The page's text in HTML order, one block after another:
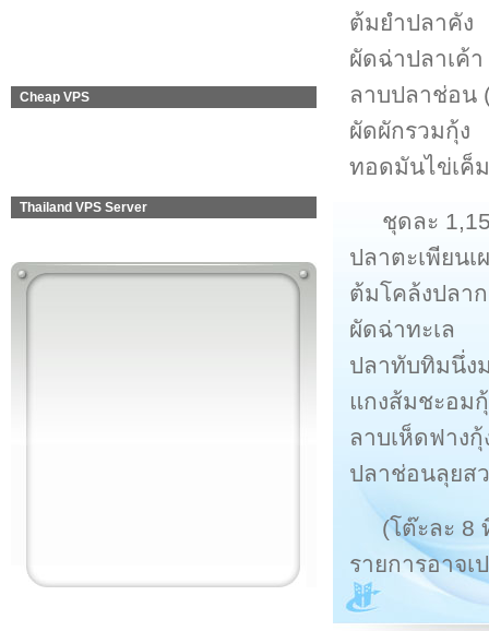
Cheap VPS
Thailand VPS Server
ต้มยำปลาคัง
ผัดฉ่าปลาเค้า
ลาบปลาช่อน
ผัดผักรวมกุ้ง
ทอดมันไข่เค็ม
ชุดละ
ปลาตะเพียนเ
ต้มโคล้งปลา
ผัดฉ่าทะเล
ปลาทับทิมนึ่ง
แกงส้มชะอม
ลาบเห็ดฟางกุ้
ปลาช่อนลุยส
(โต๊ะละ 8
รายการอาจ